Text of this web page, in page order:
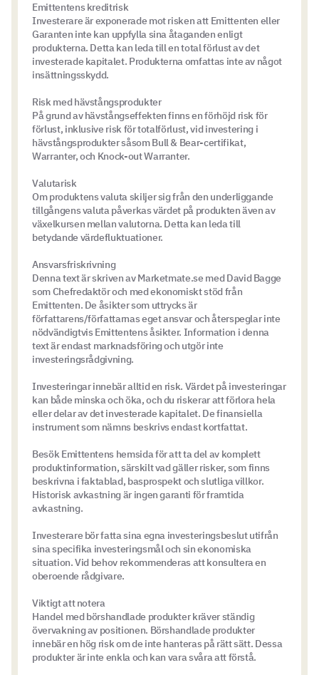
Emittentens kreditrisk
Investerare är exponerade mot risken att Emittenten eller
Garanten inte kan uppfylla sina åtaganden enligt
produkterna. Detta kan leda till en total förlust av det
investerade kapitalet. Produkterna omfattas inte av något
insättningsskydd.
Risk med hävstångsprodukter
På grund av hävstångseffekten finns en förhöjd risk för
förlust, inklusive risk för totalförlust, vid investering i
hävstångsprodukter såsom Bull & Bear-certifikat,
Warranter, och Knock-out Warranter.
Valutarisk
Om produktens valuta skiljer sig från den underliggande
tillgångens valuta påverkas värdet på produkten även av
växelkursen mellan valutorna. Detta kan leda till
betydande värdefluktuationer.
Ansvarsfriskrivning
Denna text är skriven av Marketmate.se med David Bagge
som Chefredaktör och med ekonomiskt stöd från
Emittenten. De åsikter som uttrycks är
författarens/författarnas eget ansvar och återspeglar inte
nödvändigtvis Emittentens åsikter. Information i denna
text är endast marknadsföring och utgör inte
investeringsrådgivning.
Investeringar innebär alltid en risk. Värdet på investeringar
kan både minska och öka, och du riskerar att förlora hela
eller delar av det investerade kapitalet. De finansiella
instrument som nämns beskrivs endast kortfattat.
Besök Emittentens hemsida för att ta del av komplett
produktinformation, särskilt vad gäller risker, som finns
beskrivna i faktablad, basprospekt och slutliga villkor.
Historisk avkastning är ingen garanti för framtida
avkastning.
Investerare bör fatta sina egna investeringsbeslut utifrån
sina specifika investeringsmål och sin ekonomiska
situation. Vid behov rekommenderas att konsultera en
oberoende rådgivare.
Viktigt att notera
Handel med börshandlade produkter kräver ständig
övervakning av positionen. Börshandlade produkter
innebär en hög risk om de inte hanteras på rätt sätt. Dessa
produkter är inte enkla och kan vara svåra att förstå.